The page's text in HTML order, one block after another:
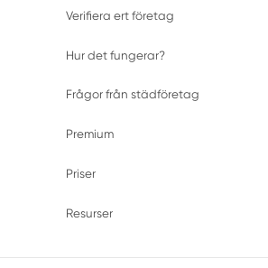
Verifiera ert företag
Hur det fungerar?
Frågor från städföretag
Premium
Priser
Resurser